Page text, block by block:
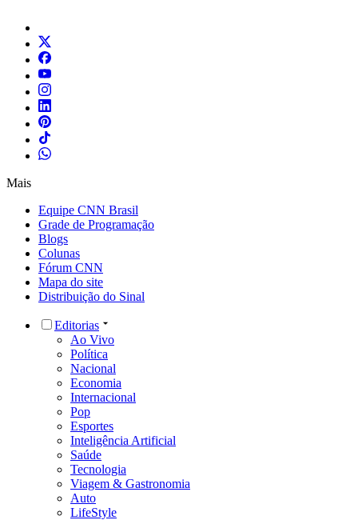
Mais
Equipe CNN Brasil
Grade de Programação
Blogs
Colunas
Fórum CNN
Mapa do site
Distribuição do Sinal
Editorias
Ao Vivo
Política
Nacional
Economia
Internacional
Pop
Esportes
Inteligência Artificial
Saúde
Tecnologia
Viagem & Gastronomia
Auto
LifeStyle